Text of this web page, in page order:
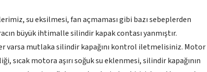
su eksilmesi, fan açmaması gibi bazı sebeplerden
büyük ihtimalle silindir kapak contası yanmıştır.
varsa mutlaka silindir kapağını kontrol iletmelisiniz. Motor
sıcak motora aşırı soğuk su eklenmesi, silindir kapağının